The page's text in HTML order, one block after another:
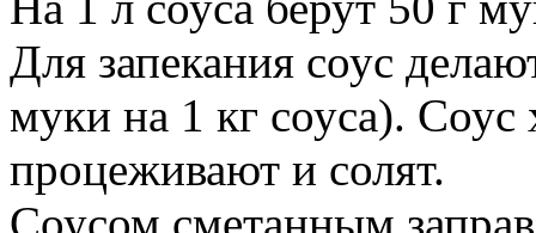
Для запекания соус
муки на 1 кг соуса).
процеживают и солят.
Соусом сметанным